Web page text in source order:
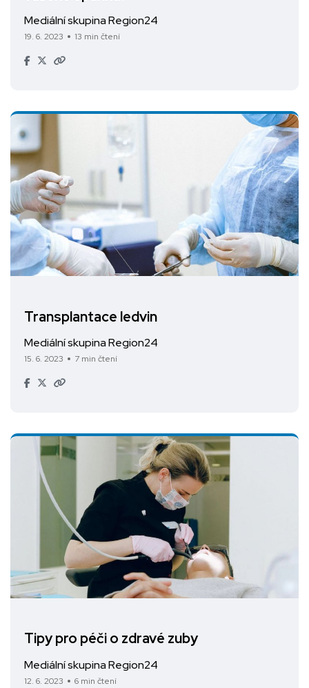
Mediální skupina Region24
19. 6. 2023 13 min čtení
Transplantace ledvin
Mediální skupina Region24
15. 6. 2023 7 min čtení
Tipy pro péči o zdravé zuby
Mediální skupina Region24
12. 6. 2023 6 min čtení